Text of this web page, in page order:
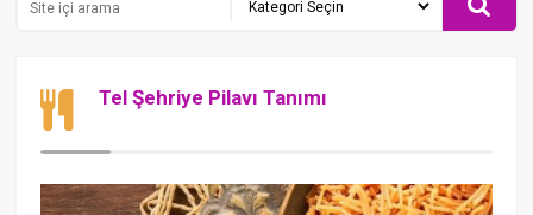
Tel Şehriye Pilavı Tanımı